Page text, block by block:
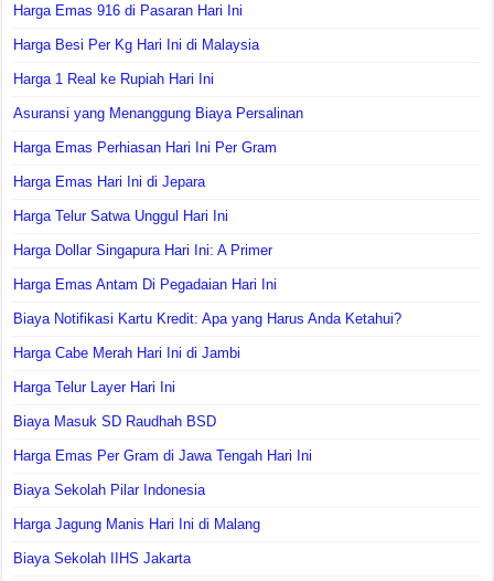
Harga Emas 916 di Pasaran Hari Ini
Harga Besi Per Kg Hari Ini di Malaysia
Harga 1 Real ke Rupiah Hari Ini
Asuransi yang Menanggung Biaya Persalinan
Harga Emas Perhiasan Hari Ini Per Gram
Harga Emas Hari Ini di Jepara
Harga Telur Satwa Unggul Hari Ini
Harga Dollar Singapura Hari Ini: A Primer
Harga Emas Antam Di Pegadaian Hari Ini
Biaya Notifikasi Kartu Kredit: Apa yang Harus Anda Ketahui?
Harga Cabe Merah Hari Ini di Jambi
Harga Telur Layer Hari Ini
Biaya Masuk SD Raudhah BSD
Harga Emas Per Gram di Jawa Tengah Hari Ini
Biaya Sekolah Pilar Indonesia
Harga Jagung Manis Hari Ini di Malang
Biaya Sekolah IIHS Jakarta